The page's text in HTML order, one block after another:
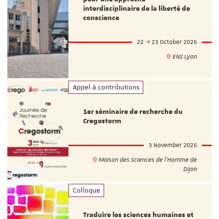
interdisciplinaire de la liberté de
conscience
22
23 October 2026
ENS Lyon
Appel à contributions
1er séminaire de recherche du
Cregostorm
3 November 2026
Maison des Sciences de l'Homme de
Dijon
Colloque
Traduire les sciences humaines et